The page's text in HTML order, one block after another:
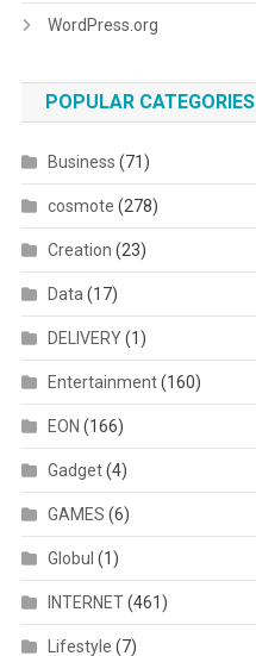
WordPress.org
POPULAR CATEGORIES
Business (71)
cosmote (278)
Creation (23)
Data(17)
DELIVERY(1)
Entertainment(160)
EON (166)
Gadget(4)
GAMES (6)
Globul (1)
INTERNET(461)
Lifestyle (7)